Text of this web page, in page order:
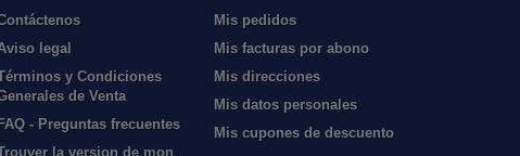
legal
y Condiciones
de Venta
FAQ - Preguntas frecuentes
la version de mon
Mis pedidos
Mis facturas por abono
Mis direcciones
Mis datos personales
Mis cupones de descuento